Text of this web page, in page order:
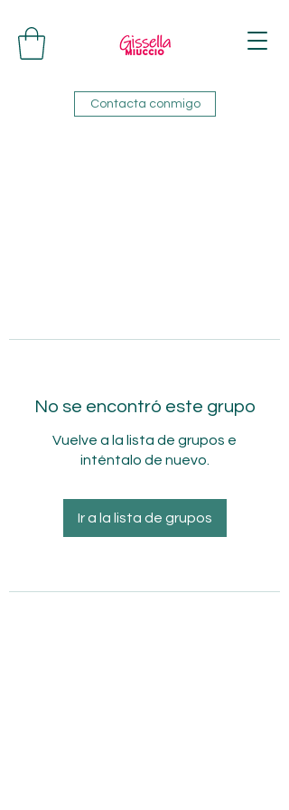
Contacta conmigo
No se encontró este grupo
Vuelve a la lista de grupos e
inténtalo de nuevo.
Ir a la lista de grupos